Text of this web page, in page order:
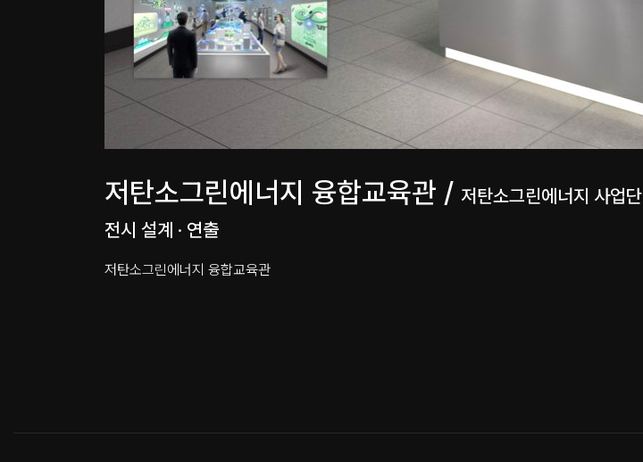
저탄소그린에너지 융합교육관 / 저탄소그린에너지 사업단
전시 설계 · 연출
저탄소그린에너지 융합교육관